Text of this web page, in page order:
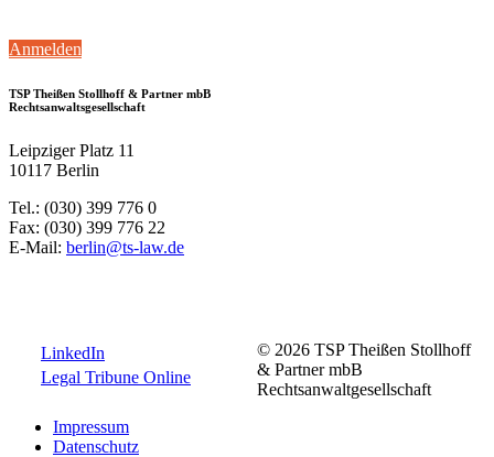
Anmelden
TSP Theißen Stollhoff & Partner mbB
Rechtsanwaltsgesellschaft
Leipziger Platz 11
10117 Berlin
Tel.: (030) 399 776 0
Fax: (030) 399 776 22
E-Mail: berlin@ts-law.de
LinkedIn
Legal Tribune Online
© 2026 TSP Theißen Stollhoff
& Partner mbB
Rechtsanwaltgesellschaft
Impressum
Datenschutz